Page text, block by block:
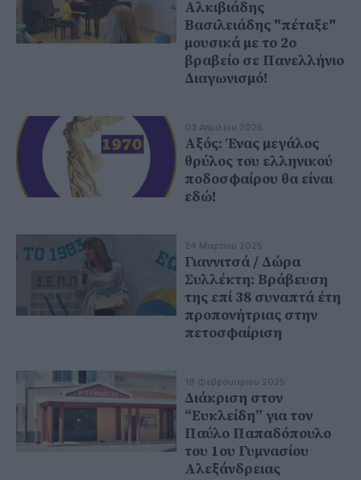
Αλκιβιάδης
Βασιλειάδης "πέταξε"
μουσικά με το 2ο
βραβείο σε Πανελλήνιο
Διαγωνισμό!
03 Απριλίου 2025
Αξός: Ένας μεγάλος
θρύλος του ελληνικού
ποδοσφαίρου θα είναι
εδώ!
24 Μαρτίου 2025
Γιαννιτσά / Δώρα
Συλλέκτη: Βράβευση
της επί 38 συναπτά έτη
προπονήτριας στην
πετοσφαίριση
19 Φεβρουαρίου 2025
Διάκριση στον
“Ευκλείδη” για τον
Παύλο Παπαδόπουλο
του 1ου Γυμνασίου
Αλεξάνδρειας